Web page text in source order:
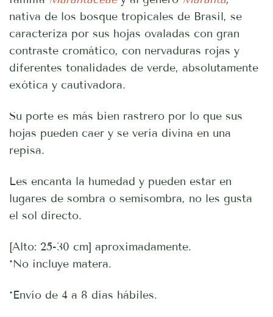
nativa de los bosque tropicales de Brasil, se
caracteriza por sus hojas ovaladas con gran
contraste cromático, con nervaduras rojas y
diferentes tonalidades de verde, absolutamente
exótica y cautivadora.
Su porte es más bien rastrero por lo que sus
hojas pueden caer y se vería divina en una
repisa.
Les encanta la humedad y pueden estar en
lugares de sombra o semisombra, no les gusta
el sol directo.
[Alto: 25-30 cm] aproximadamente.
*No incluye matera.
*Envío de 4 a 8 días hábiles.